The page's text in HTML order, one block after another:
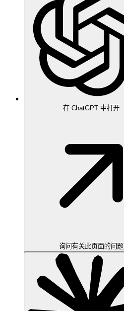
在 ChatGPT 中打开
询问有关此页面的问题